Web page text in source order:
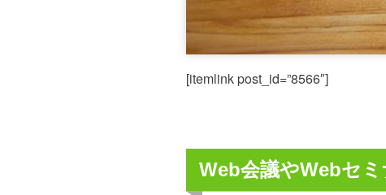
[itemlink post_id=”8566″]
Web会議やWebセ